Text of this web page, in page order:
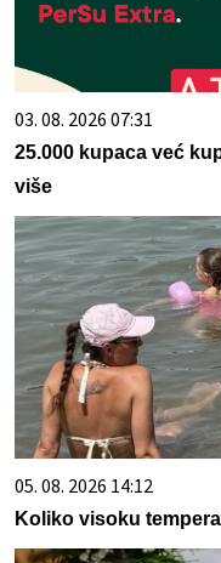
03. 08. 2026 07:31
25.000 kupaca već
više
05. 08. 2026 14:12
Koliko visoku